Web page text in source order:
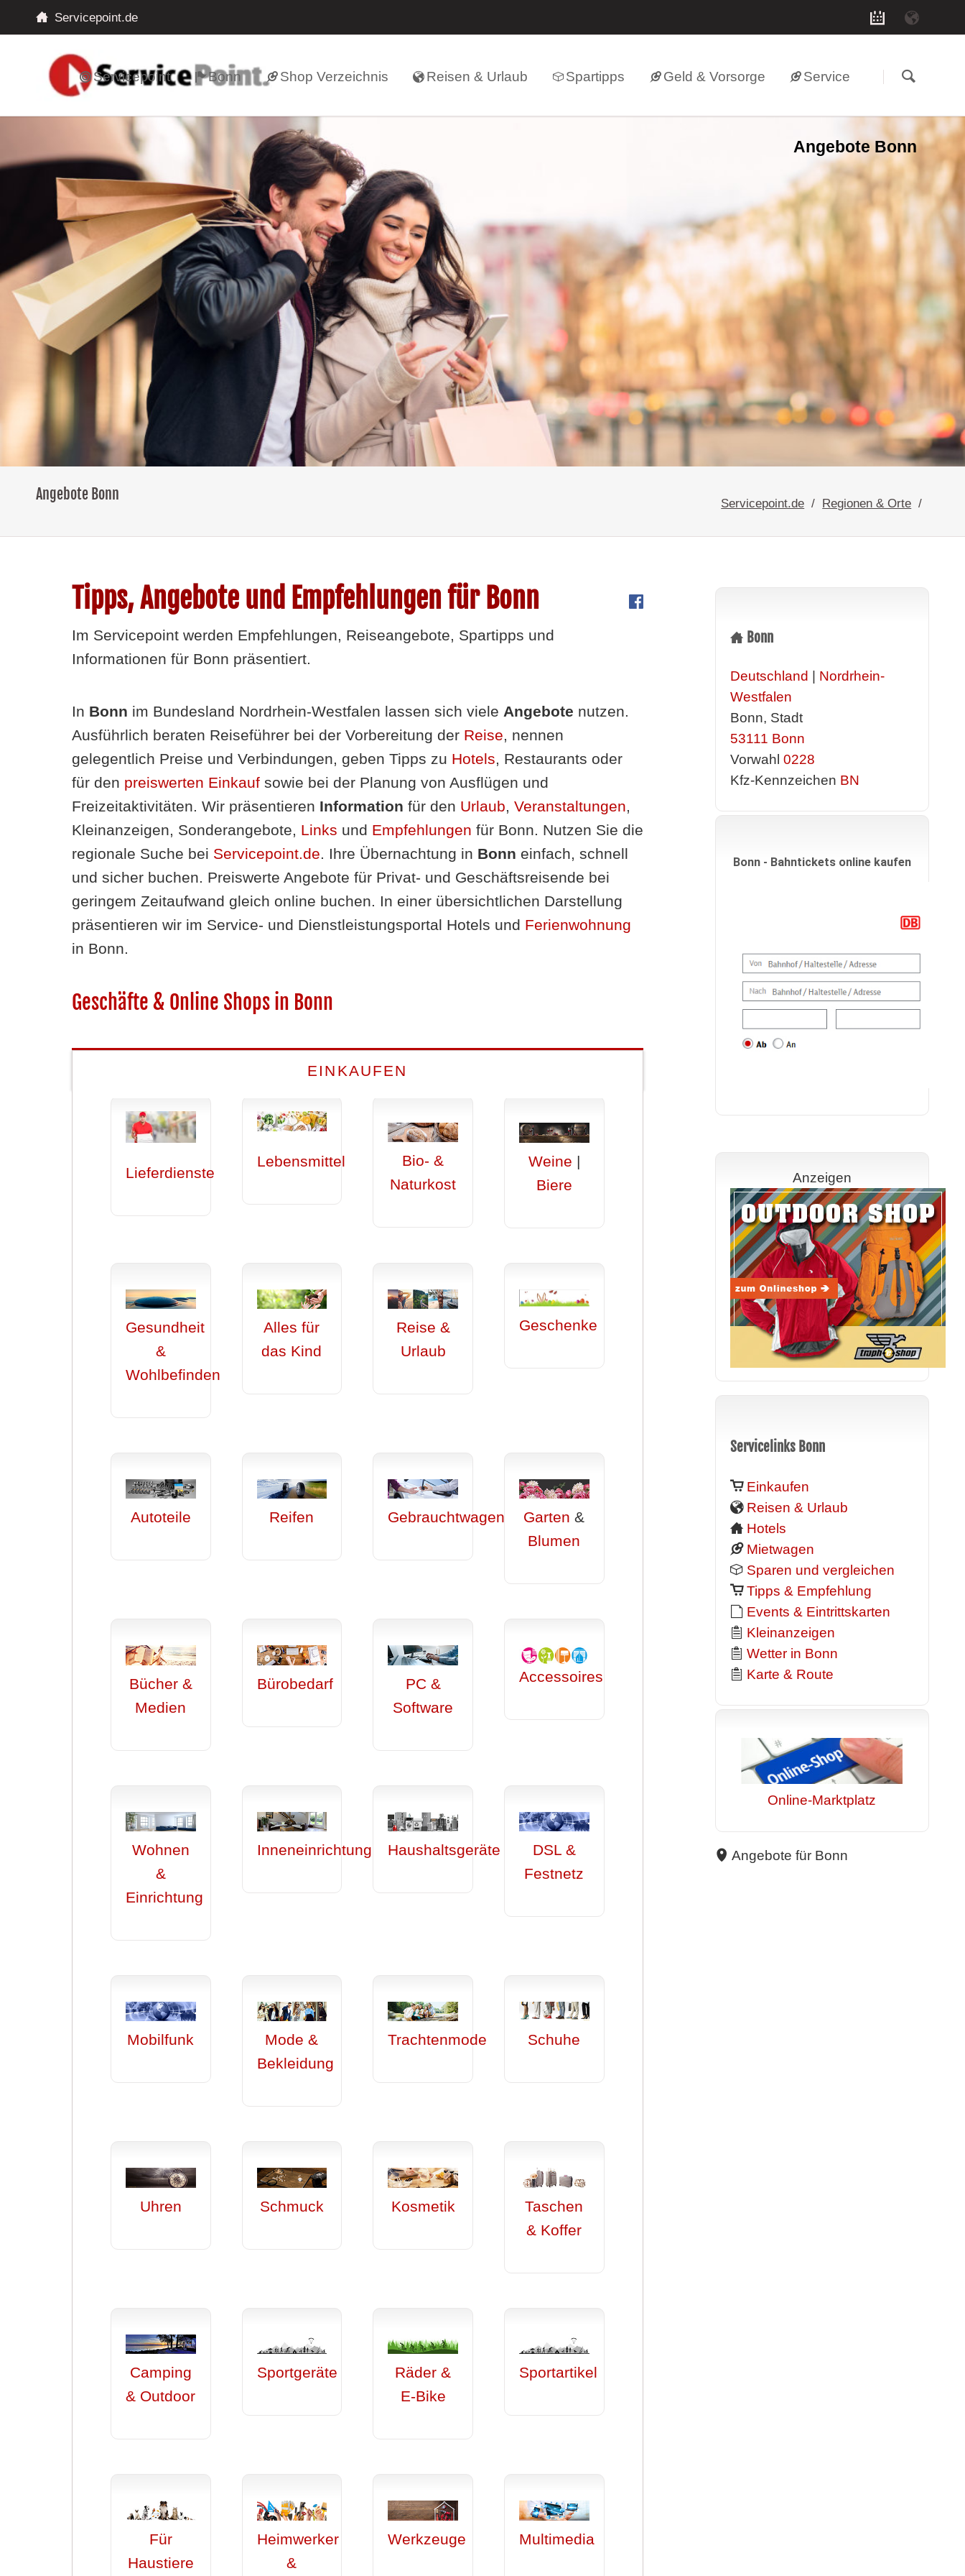
Servicepoint.de
Servicepoint Bonn Shop Verzeichnis Reisen & Urlaub Spartipps Geld & Vorsorge Service
Angebote Bonn
Angebote Bonn
Servicepoint.de Regionen & Orte
Tipps, Angebote und Empfehlungen für Bonn
Im Servicepoint werden Empfehlungen, Reiseangebote, Spartipps und
Informationen für Bonn präsentiert.
In Bonn im Bundesland Nordrhein-Westfalen lassen sich viele Angebote nutzen.
Ausführlich beraten Reiseführer bei der Vorbereitung der Reise, nennen
gelegentlich Preise und Verbindungen, geben Tipps zu Hotels, Restaurants oder
für den preiswerten Einkaufsowie bei der Planung von Ausflügen und
Freizeitaktivitäten. Wir präsentieren Information für den Urlaub, Veranstaltungen,
Kleinanzeigen, Sonderangebote, Links und Empfehlungen für Bonn. Nutzen Sie die
regionale Suche bei Servicepoint.de. Ihre Übernachtung in Bonn einfach, schnell
und sicher buchen. Preiswerte Angebote für Privat- und Geschäftsreisende bei
geringem Zeitaufwand gleich online buchen. In einer übersichtlichen Darstellung
präsentieren wir im Service- und Dienstleistungsportal Hotels und Ferienwohnung
in Bonn.
Geschäfte & Online Shops in Bonn
EINKAUFEN
Lieferdienste
Lebensmittel
Bio- &
Naturkost
Weine |
Biere
Gesundheit
&
Wohlbefinden
Alles für
das Kind
Reise &
Urlaub
Geschenke
Autoteile Reifen Gebrauchtwagen Garten &
Blumen
Bücher &
Medien
Bürobedarf
PC &
Software
Accessoires
Wohnen
&
Einrichtung
Inneneinrichtung Haushaltsgeräte
DSL &
Festnetz
Mobilfunk
Mode &
Bekleidung
Trachtenmode Schuhe
Uhren Schmuck Kosmetik
Taschen
& Koffer
Camping
& Outdoor
Sportgeräte
Räder &
E-Bike
Sportartikel
Für
Haustiere
Heimwerker
&
Werkzeuge Multimedia
Bonn
Deutschland | Nordrhein-
Westfalen
Bonn, Stadt
53111 Bonn
Vorwahl 0228
Kfz-Kennzeichen BN
Bonn - Bahntickets online kaufen
Anzeigen
Servicelinks Bonn
Einkaufen
Reisen & Urlaub
Hotels
Mietwagen
Sparen und vergleichen
Tipps & Empfehlung
Events & Eintrittskarten
Kleinanzeigen
Wetter in Bonn
Karte & Route
Online-Marktplatz
Angebote für Bonn